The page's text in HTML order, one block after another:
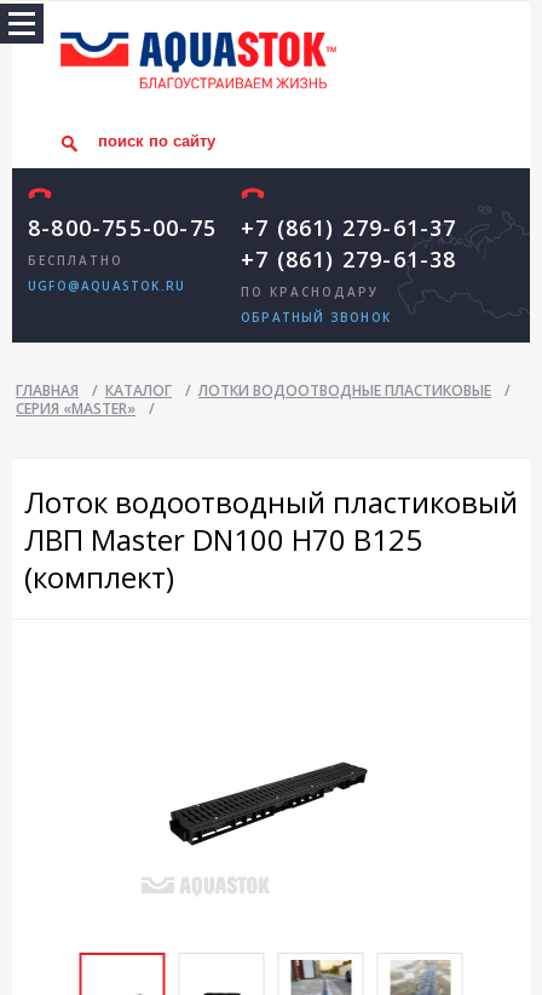
8-800-755-00-75
БЕСПЛАТНО
UGFO@AQUASTOK.RU
+7 (861) 279-61-37
+7 (861) 279-61-38
ПО КРАСНОДАРУ
ОБРАТНЫЙ ЗВОНОК
ГЛАВНАЯ / КАТАЛОГ / ЛОТКИ ВОДООТВОДНЫЕ ПЛАСТИКОВЫЕ
/
СЕРИЯ «MASTER»
/
Лоток водоотводный пластиковый
ЛВП Master DN100 H70 B125
(комплект)